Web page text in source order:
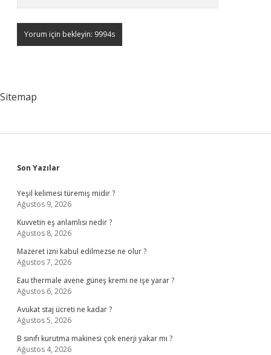
Sitemap
Sidebar
Son Yazılar
Yeşil kelimesi türemiş midir ?
Ağustos 9, 2026
Kuvvetin eş anlamlısı nedir ?
Ağustos 8, 2026
Mazeret izni kabul edilmezse ne olur ?
Ağustos 7, 2026
Eau thermale avene güneş kremi ne işe yarar ?
Ağustos 6, 2026
Avukat staj ücreti ne kadar ?
Ağustos 5, 2026
B sınıfı kurutma makinesi çok enerji yakar mı ?
Ağustos 4, 2026